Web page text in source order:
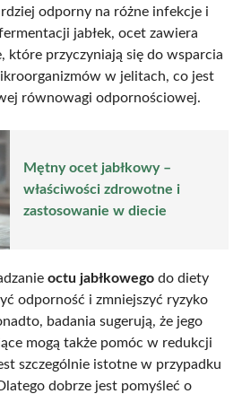
odporny na różne infekcje i
jabłek, ocet zawiera
które przyczyniają się do wsparcia
w jelitach, co jest
równowagi odpornościowej.
Mętny ocet jabłkowy –
właściwości zdrowotne i
zastosowanie w diecie
octu jabłkowego do diety
odporność i zmniejszyć ryzyko
badania sugerują, że jego
mogą także pomóc w redukcji
szczególnie istotne w przypadku
dobrze jest pomyśleć o